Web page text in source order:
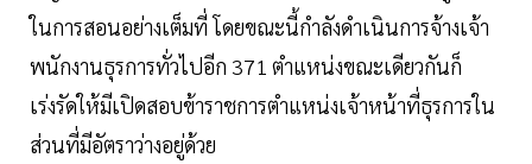
ในการสอนอย่างเต็มที่ โดยขณะนี้กำลังดำเนินการจ้างเจ้า
พนักงานธุรการทั่วไปอีก 371 ตำแหน่งขณะเดียวกันก็
เร่งรัดให้มีเปิดสอบข้าราชการตำแหน่งเจ้าหน้าที่ธุรการใน
ส่วนที่มีอัตราว่างอยู่ด้วย